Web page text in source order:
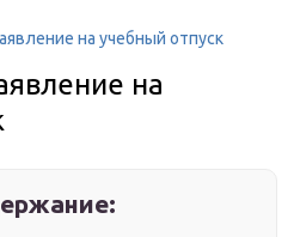
на учебный отпуск
на